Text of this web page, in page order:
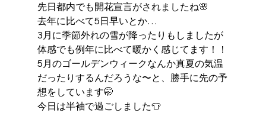
先日都内でも開花宣言がされましたね🌸
去年に比べて5日早いとか…
3月に季節外れの雪が降ったりもしましたが
体感でも例年に比べて暖かく感じてます！！
5月のゴールデンウィークなんか真夏の気温
だったりするんだろうな〜と、勝手に先の予
想をしています🤭
今日は半袖で過ごしました👕